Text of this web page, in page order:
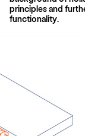
principles and
functionality.